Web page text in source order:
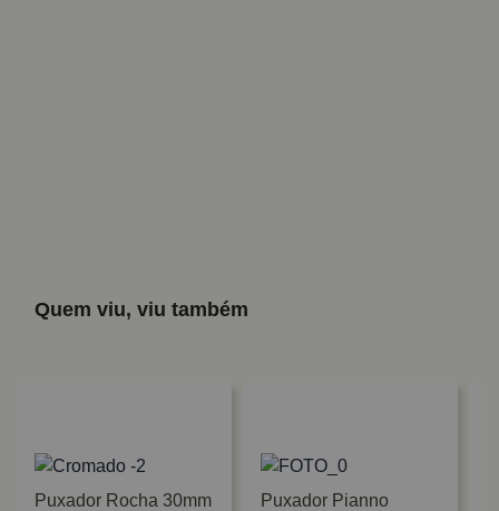
Quem viu, viu também
Puxador Rocha 30mm
Puxador Pianno